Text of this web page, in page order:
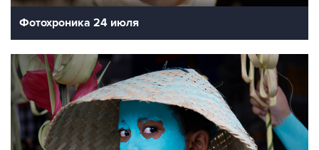
Фотохроника 24 июля